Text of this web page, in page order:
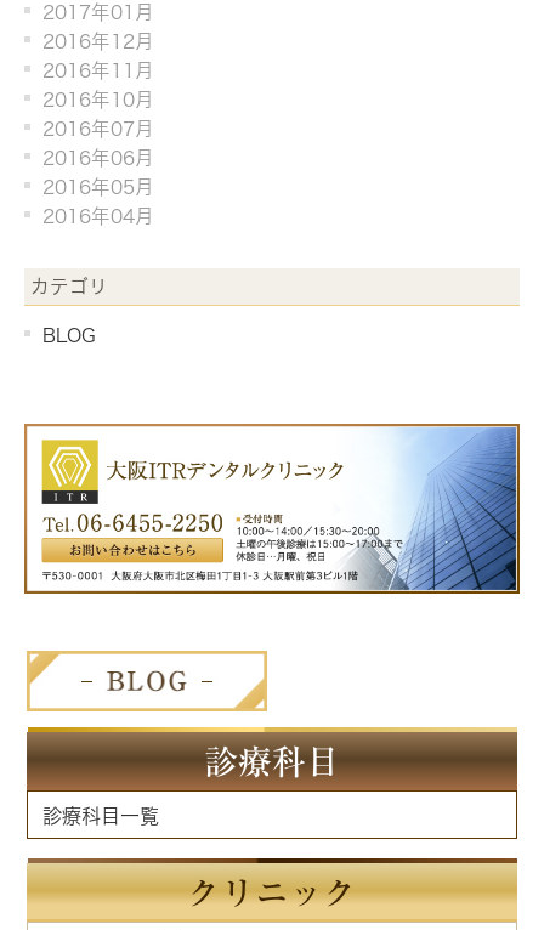
2017年01月
2016年12月
2016年11月
2016年10月
2016年07月
2016年06月
2016年05月
2016年04月
カテゴリ
BLOG
診療科目
診療科目一覧
クリニック